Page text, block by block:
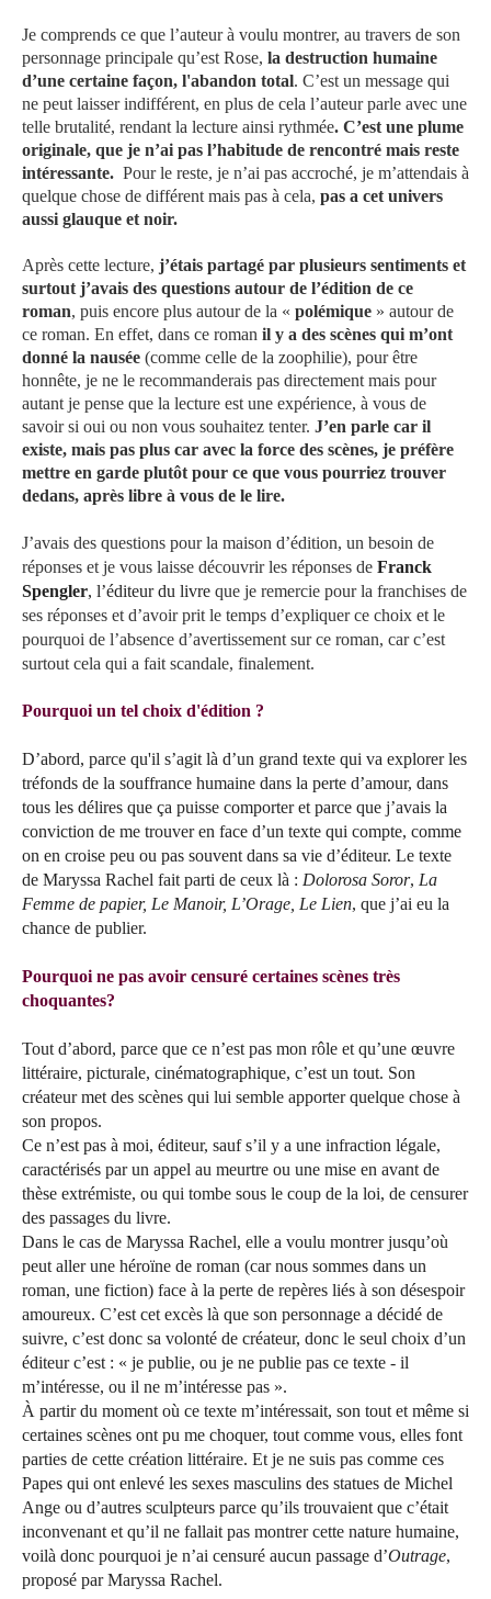
Je comprends ce que l’auteur à voulu montrer, au travers de son
personnage principale qu’est Rose, la destruction humaine
d’une certaine façon, l'abandon total. C’est un message qui
ne peut laisser indifférent, en plus de cela l’auteur parle avec une
telle brutalité, rendant la lecture ainsi rythmée. C’est une plume
originale, que je n’ai pas l’habitude de rencontré mais reste
intéressante. Pour le reste, je n’ai pas accroché, je m’attendais à
quelque chose de différent mais pas à cela, pas a cet univers
aussi glauque et noir.
Après cette lecture, j’étais partagé par plusieurs sentiments et
surtout j’avais des questions autour de l’édition de ce
roman, puis encore plus autour de la « polémique » autour de
ce roman. En effet, dans ce roman il y a des scènes qui m’ont
donné la nausée (comme celle de la zoophilie), pour être
honnête, je ne le recommanderais pas directement mais pour
autant je pense que la lecture est une expérience, à vous de
savoir si oui ou non vous souhaitez tenter. J’en parle car il
existe, mais pas plus car avec la force des scènes, je préfère
mettre en garde plutôt pour ce que vous pourriez trouver
dedans, après libre à vous de le lire.
J’avais des questions pour la maison d’édition, un besoin de
réponses et je vous laisse découvrir les réponses de Franck
Spengler, l’éditeur du livre que je remercie pour la franchises de
ses réponses et d’avoir prit le temps d’expliquer ce choix et le
pourquoi de l’absence d’avertissement sur ce roman, car c’est
surtout cela qui a fait scandale, finalement.
Pourquoi un tel choix d'édition ?
D’abord, parce qu'il s’agit là d’un grand texte qui va explorer les
tréfonds de la souffrance humaine dans la perte d’amour, dans
tous les délires que ça puisse comporter et parce que j’avais la
conviction de me trouver en face d’un texte qui compte, comme
on en croise peu ou pas souvent dans sa vie d’éditeur. Le texte
de Maryssa Rachel fait parti de ceux là : Dolorosa Soror, La
Femme de papier, Le Manoir, L’Orage, Le Lien, que j’ai eu la
chance de publier.
Pourquoi ne pas avoir censuré certaines scènes très
choquantes?
Tout d’abord, parce que ce n’est pas mon rôle et qu’une œuvre
littéraire, picturale, cinématographique, c’est un tout. Son
créateur met des scènes qui lui semble apporter quelque chose à
son propos.
Ce n’est pas à moi, éditeur, sauf s’il y a une infraction légale,
caractérisés par un appel au meurtre ou une mise en avant de
thèse extrémiste, ou qui tombe sous le coup de la loi, de censurer
des passages du livre.
Dans le cas de Maryssa Rachel, elle a voulu montrer jusqu’où
peut aller une héroïne de roman (car nous sommes dans un
roman, une fiction) face à la perte de repères liés à son désespoir
amoureux. C’est cet excès là que son personnage a décidé de
suivre, c’est donc sa volonté de créateur, donc le seul choix d’un
éditeur c’est : « je publie, ou je ne publie pas ce texte - il
m’intéresse, ou il ne m’intéresse pas ».
À partir du moment où ce texte m’intéressait, son tout et même si
certaines scènes ont pu me choquer, tout comme vous, elles font
parties de cette création littéraire. Et je ne suis pas comme ces
Papes qui ont enlevé les sexes masculins des statues de Michel
Ange ou d’autres sculpteurs parce qu’ils trouvaient que c’était
inconvenant et qu’il ne fallait pas montrer cette nature humaine,
voilà donc pourquoi je n’ai censuré aucun passage d’Outrage,
proposé par Maryssa Rachel.